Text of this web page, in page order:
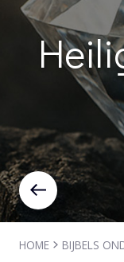
HOME BIJBELS